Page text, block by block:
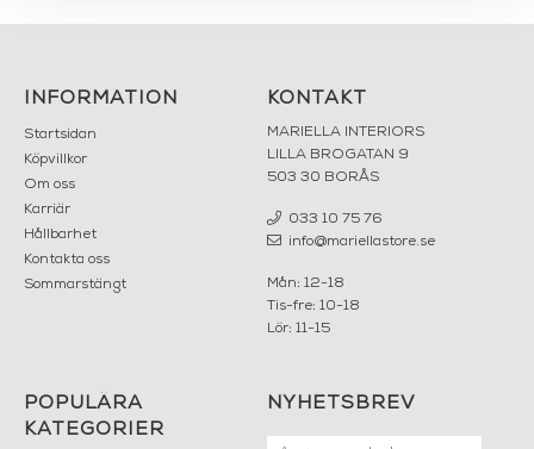
INFORMATION
Startsidan
Köpvillkor
Om oss
Karriär
Hållbarhet
Kontakta oss
Sommarstängt
KONTAKT
MARIELLA INTERIORS
LILLA BROGATAN 9
503 30 BORÅS
033 10 75 76
info@mariellastore.se
Mån: 12-18
Tis-fre: 10-18
Lör: 11-15
POPULÄRA
KATEGORIER
NYHETSBREV